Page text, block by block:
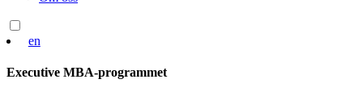
en
Executive MBA-programmet